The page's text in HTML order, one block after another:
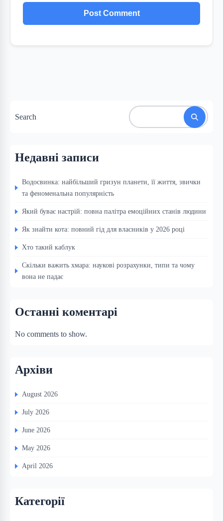
Search
Недавні записи
Водосвинка: найбільший гризун планети, її життя, звички
та феноменальна популярність
Який буває настрій: повна палітра емоційних станів людини
Як знайти кота: повний гід для власників у 2026 році
Хто такий каблук
Скільки важить хмара: наукові розрахунки, типи та чому
вона не падає
Останні коментарі
No comments to show.
Архіви
August 2026
July 2026
June 2026
May 2026
April 2026
Категорії